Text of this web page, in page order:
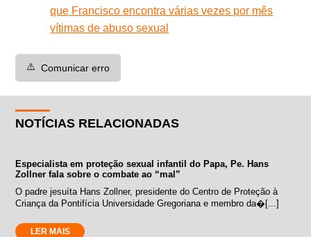
que Francisco encontra várias vezes por mês
vítimas de abuso sexual
⚠️ Comunicar erro
NOTÍCIAS RELACIONADAS
Especialista em proteção sexual infantil do Papa, Pe. Hans
Zollner fala sobre o combate ao “mal”
O padre jesuíta Hans Zollner, presidente do Centro de Proteção à
Criança da Pontifícia Universidade Gregoriana e membro da�[...]
LER MAIS